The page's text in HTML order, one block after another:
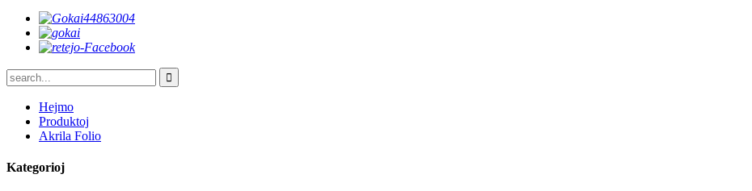
Hejmo
Produktoj
Akrila Folio
Kategorioj